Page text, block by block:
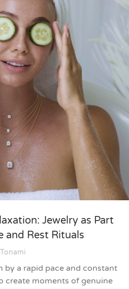
Jewelry as Part
and Rest Rituals
Tonami
by a rapid pace and constant
create moments of genuine